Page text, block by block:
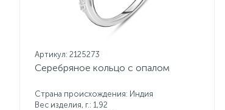
Артикул: 2125273
Серебряное кольцо с опалом
Страна происхождения: Индия
Вес изделия, г.: 1,92